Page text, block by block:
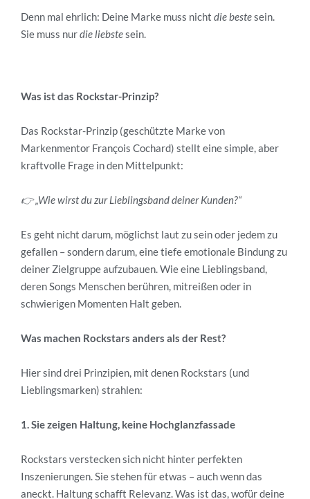
Denn mal ehrlich: Deine Marke muss nicht die bestesein.
Sie muss nurdie liebstesein.
Was ist das Rockstar-Prinzip?
Das Rockstar-Prinzip (geschützte Marke von
Markenmentor François Cochard) stellt eine simple, aber
kraftvolle Frage in den Mittelpunkt:
👉 „Wie wirst du zur Lieblingsband deiner Kunden?“
Es geht nicht darum, möglichst laut zu sein oder jedem zu
gefallen – sondern darum, eine tiefe emotionale Bindung zu
deiner Zielgruppe aufzubauen. Wie eine Lieblingsband,
deren Songs Menschen berühren, mitreißen oder in
schwierigen Momenten Halt geben.
Was machen Rockstars anders als der Rest?
Hier sind drei Prinzipien, mit denen Rockstars (und
Lieblingsmarken) strahlen:
1. Sie zeigen Haltung, keine Hochglanzfassade
Rockstars verstecken sich nicht hinter perfekten
Inszenierungen. Sie stehen für etwas – auch wenn das
aneckt. Haltung schafft Relevanz. Was ist das, wofür deine